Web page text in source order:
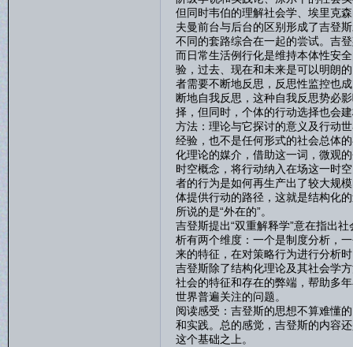
但同时韦伯的理解社会学、埃里克
夫曼前台与后台的区别形成了吉登
不同的套路综合在一起的尝试。吉
而日常生活例行化是维持本体性安
验，过去、现在和未来是可以明朗
者需要不断地反思，反思性监控也
断地自我反思，这种自我反思势必
择，但同时，个体的行动选择也会
方法：理论与它探讨的意义及行动
经验，也不是任何形式的社会总体
化理论的媒介，借助这一词，微观
时空概念，将行动纳入在场这一时
者的行为是如何再生产出了较大规
体提供行动的路径，这就是结构化
所说的是“外在的”。
吉登斯提出“双重解释学”意在指出
析有两个维度：一个是制度分析，
来的特征，在对策略行为进行分析
吉登斯除了结构化理论及其社会学
社会的特征和存在的弊端，帮助多
世界普遍关注的问题。
阅读感受：吉登斯的思想不算难懂
和实践。总的感觉，吉登斯的内容
这个基础之上。